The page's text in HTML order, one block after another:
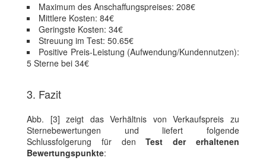
Maximum des Anschaffungspreises: 208€
Mittlere Kosten: 84€
Geringste Kosten: 34€
Streuung im Test: 50.65€
Positive Preis-Leistung (Aufwendung/Kundennutzen):
5 Sterne bei 34€
3. Fazit
Abb. [3] zeigt das Verhältnis von Verkaufspreis zu
Sternebewertungen und liefert folgende
Schlussfolgerung für denTest der erhaltenen
Bewertungspunkte: